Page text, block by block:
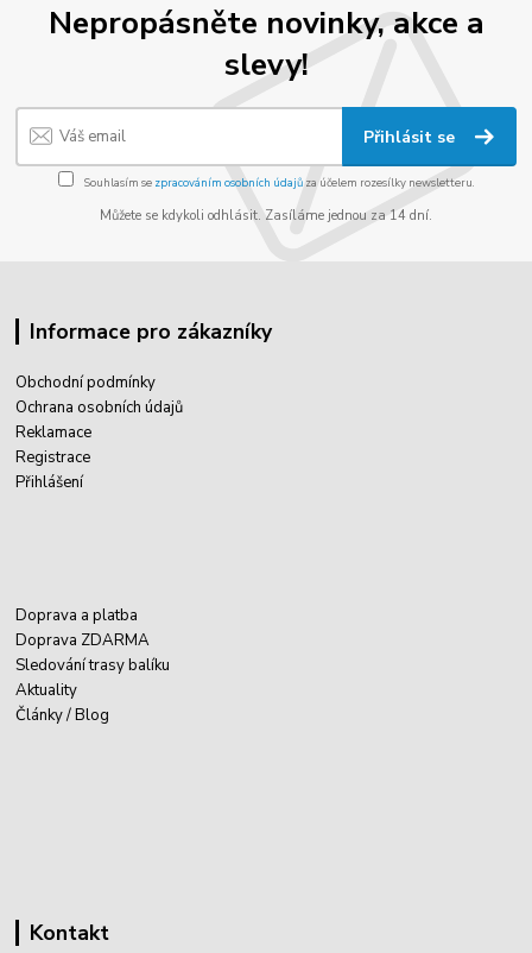
Nepropásněte novinky, akce a
slevy!
Přihlásit se
Souhlasím se zpracováním osobních údajůza účelem rozesílky newsletteru.
Můžete se kdykoli odhlásit. Zasíláme jednou za 14 dní.
Informace pro zákazníky
Obchodní podmínky
Ochrana osobních údajů
Reklamace
Registrace
Přihlášení
Doprava a platba
Doprava ZDARMA
Sledování trasy balíku
Aktuality
Články / Blog
Kontakt